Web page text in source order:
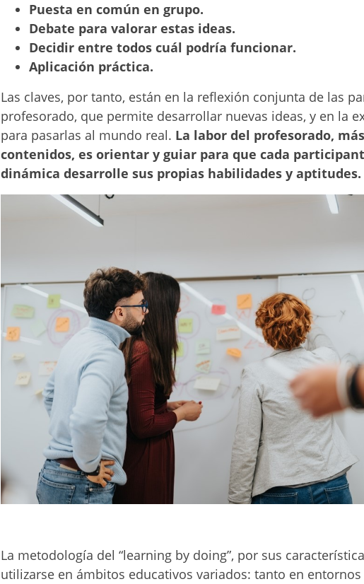
Puesta en común en grupo.
Debate para valorar estas ideas.
Decidir entre todos cuál podría funcionar.
Aplicación práctica.
Las claves, por tanto, están en la reflexión conjunta de las
profesorado, que permite desarrollar nuevas ideas, y en la
para pasarlas al mundo real. La labor del profesorado,
contenidos, es orientar y guiar para que cada
dinámica desarrolle sus propias habilidades y aptitudes.
La metodología del “learning by doing”, por sus
utilizarse en ámbitos educativos variados: tanto en